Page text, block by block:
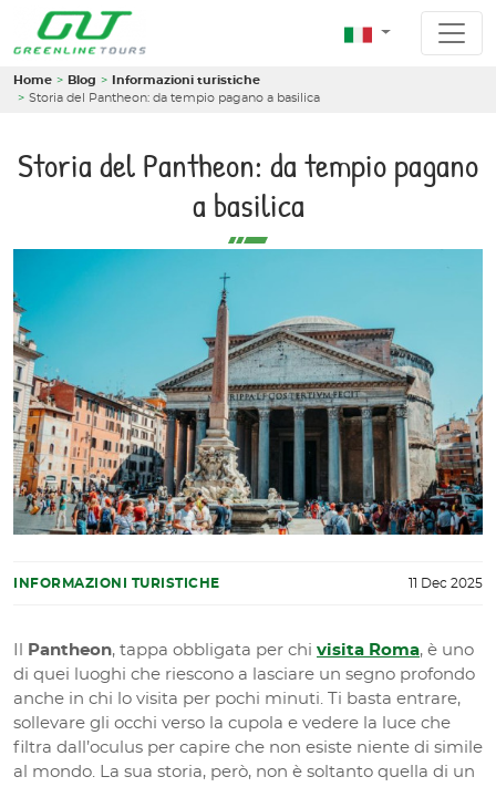
Home Blog
Informazioni turistiche
Storia del Pantheon: da tempio pagano a basilica
Storia del Pantheon: da tempio pagano
a basilica
INFORMAZIONI TURISTICHE 11 Dec 2025
Pantheon, tappa obbligata per chi visita Roma, è uno
di quei luoghi che riescono a lasciare un segno profondo
anche in chi lo visita per pochi minuti. Ti basta entrare,
sollevare gli occhi verso la cupola e vedere la luce che
filtra dall’oculus per capire che non esiste niente di simile
al mondo. La sua storia, però, non è soltanto quella di un